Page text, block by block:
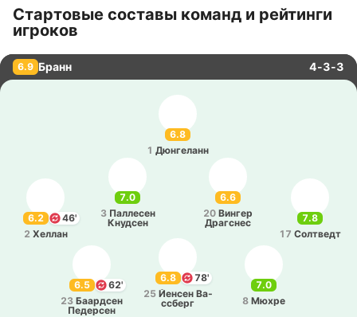
Стартовые составы команд и рейтинги
игроков
6.9 Бранн 4-3-3
6.8
1 Дю­нге­ланн
7.0
3 Па­лле­сен
Кну­дсен
6.6
20 Вингер
Дра­гснес
7.8
17 Со­лтведт
6.2
46'
2 Хеллан
6.5
62'
23 Баа­рдсен
Пе­де­рсен
7.0
8 Мюхре
6.8
78'
25 Йенсен Ва­
ссберг